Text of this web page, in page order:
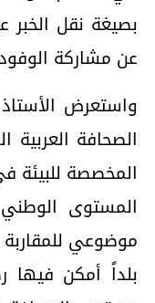
بصيغة نقل الخبر
عن مشاركة
واستعرض
الصحافة العربية
المخصصة للبيئة
المستوى
بلداً أمكن فيها